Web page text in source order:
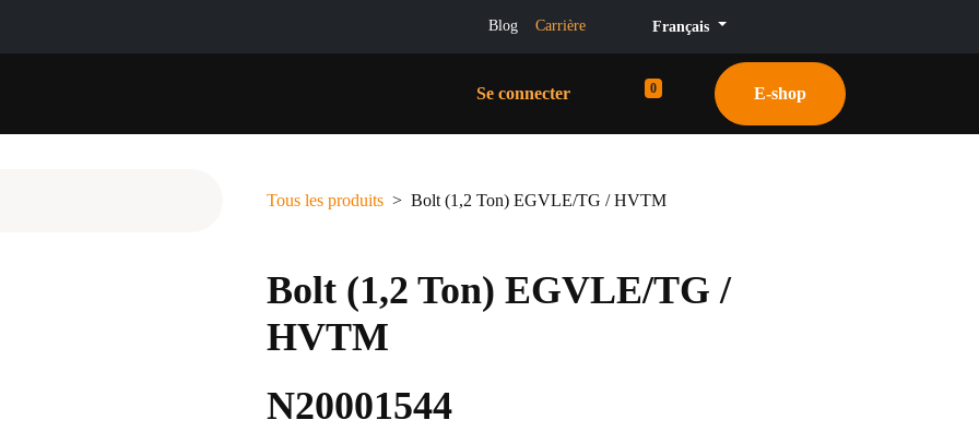
Blog Carrière Français
Se connecter E-shop
Tous les produits Bolt (1,2 Ton) EGVLE/TG / HVTM
Bolt (1,2 Ton) EGVLE/TG /
HVTM
N20001544